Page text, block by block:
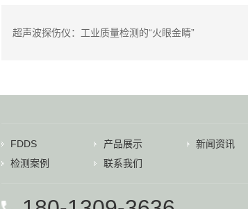
超声波探伤仪：工业质量检测的“火眼金睛”
FDDS 产品展示
新闻资讯
检测案例
联系我们